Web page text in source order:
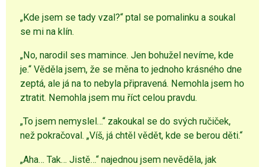
„Kde jsem se tady vzal?“ ptal se pomalinku a soukal
se mi na klín.
„No, narodil ses mamince. Jen bohužel nevíme, kde
je.“ Věděla jsem, že se měna to jednoho krásného dne
zeptá, ale já na to nebyla připravená. Nemohla jsem ho
ztratit. Nemohla jsem mu říct celou pravdu.
„To jsem nemyslel…“ zakoukal se do svých ručiček,
než pokračoval. „Víš, já chtěl vědět, kde se berou děti.“
„Aha… Tak… Jistě…“ najednou jsem nevěděla, jak